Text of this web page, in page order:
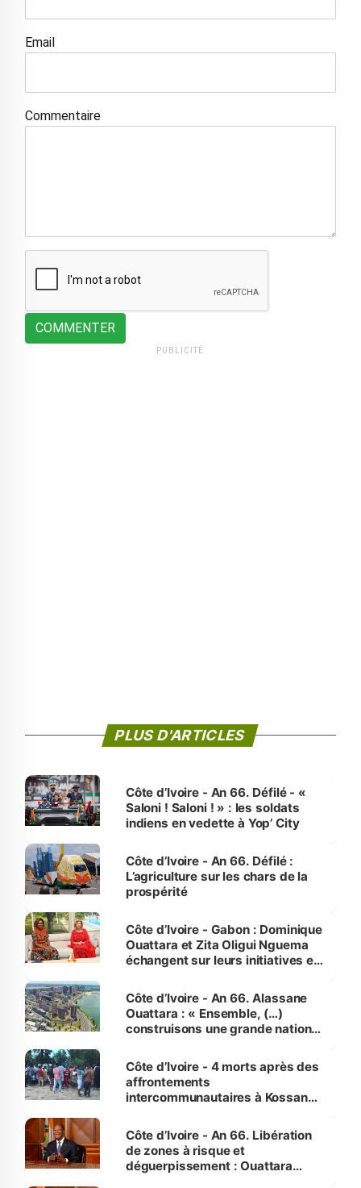
Email
Commentaire
COMMENTER
PUBLICITÉ
PLUS D'ARTICLES
Côte d’Ivoire - An 66. Défilé - «
Saloni ! Saloni ! » : les soldats
indiens en vedette à Yop’ City
Côte d’Ivoire - An 66. Défilé :
L’agriculture sur les chars de la
prospérité
Côte d’Ivoire - Gabon : Dominique
Ouattara et Zita Oligui Nguema
échangent sur leurs initiatives en
enfants
Côte d’Ivoire - An 66. Alassane
Ouattara : « Ensemble, (…)
construisons une grande nation
générations futures »
Côte d’Ivoire - 4 morts après des
affrontements
intercommunautaires à Kossandji
milieu des sinistrés
Côte d’Ivoire - An 66. Libération
de zones à risque et
déguerpissement : Ouattara